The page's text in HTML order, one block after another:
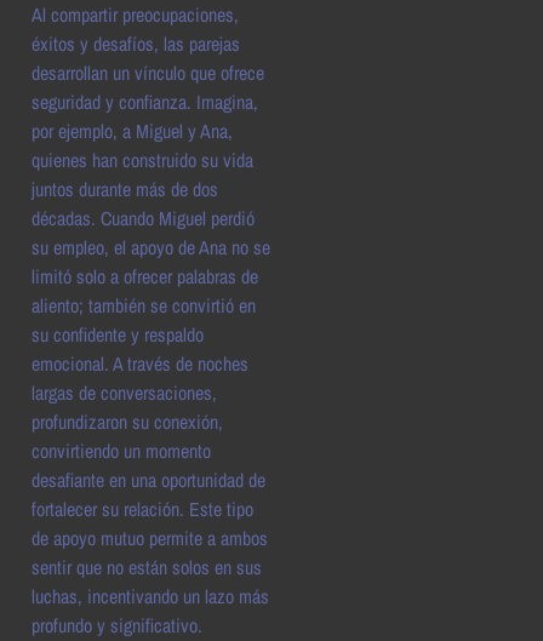
Al compartir preocupaciones,
éxitos y desafíos, las parejas
desarrollan un vínculo que ofrece
seguridad y confianza. Imagina,
por ejemplo, a Miguel y Ana,
quienes han construido su vida
juntos durante más de dos
décadas. Cuando Miguel perdió
su empleo, el apoyo de Ana no se
limitó solo a ofrecer palabras de
aliento; también se convirtió en
su confidente y respaldo
emocional. A través de noches
largas de conversaciones,
profundizaron su conexión,
convirtiendo un momento
desafiante en una oportunidad de
fortalecer su relación. Este tipo
de apoyo mutuo permite a ambos
sentir que no están solos en sus
luchas, incentivando un lazo más
profundo y significativo.